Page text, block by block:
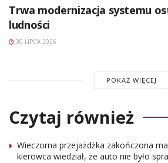
Trwa modernizacja systemu
ludności
30 LIPCA 2026
POKAŻ WIĘCEJ
Czytaj również
Wieczorna przejażdżka zakończona
kierowca wiedział, że auto nie było